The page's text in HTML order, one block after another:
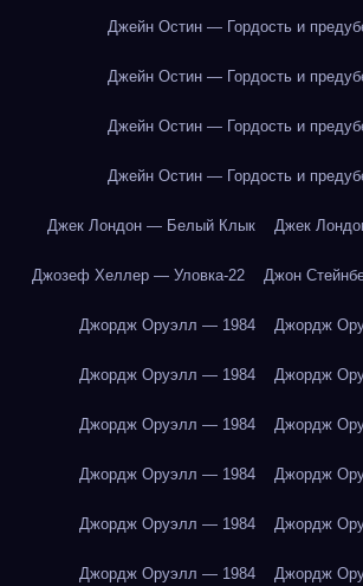
Джейн Остин — Гордость и
Джейн Остин — Гордость и
Джейн Остин — Гордость и
Джейн Остин — Гордость и
Джек Лондон — Белый Клык Джек
Джозеф Хеллер — Уловка-22 Джон
Джордж Оруэлл — 1984 Джордж
Джордж Оруэлл — 1984 Джордж
Джордж Оруэлл — 1984 Джордж
Джордж Оруэлл — 1984 Джордж
Джордж Оруэлл — 1984 Джордж
Джордж Оруэлл — 1984 Джордж